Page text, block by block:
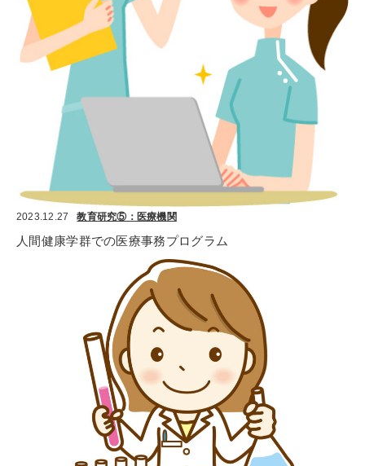
2023.12.27 教育研究⑤：医療機関
人間健康学群での医療事務プログラム